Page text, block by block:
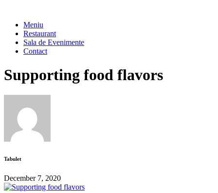
Meniu
Restaurant
Sala de Evenimente
Contact
Supporting food flavors
Tabulet
December 7, 2020